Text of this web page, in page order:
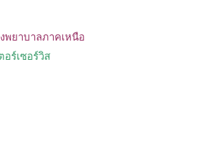
พยาบาลภาคเหนือ
ร์เซอร์วิส